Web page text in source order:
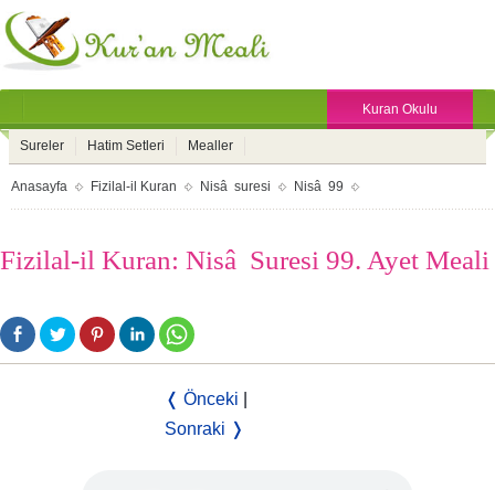
Kuran Okulu
Sureler Hatim Setleri Mealler
Anasayfa Fizilal-il Kuran Nisâ suresi Nisâ 99
Fizilal-il Kuran: Nisâ Suresi 99. Ayet Meali
❬ Önceki
Sonraki ❭